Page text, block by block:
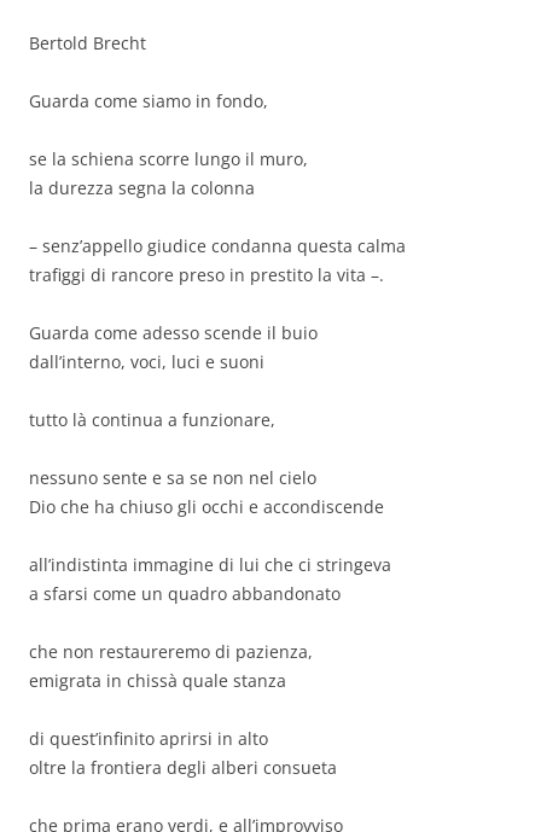
Bertold Brecht
Guarda come siamo in fondo,
se la schiena scorre lungo il muro,
la durezza segna la colonna
– senz’appello giudice condanna questa calma
trafiggi di rancore preso in prestito la vita –.
Guarda come adesso scende il buio
dall’interno, voci, luci e suoni
tutto là continua a funzionare,
nessuno sente e sa se non nel cielo
Dio che ha chiuso gli occhi e accondiscende
all’indistinta immagine di lui che ci stringeva
a sfarsi come un quadro abbandonato
che non restaureremo di pazienza,
emigrata in chissà quale stanza
di quest’infinito aprirsi in alto
oltre la frontiera degli alberi consueta
che prima erano verdi, e all’improvviso